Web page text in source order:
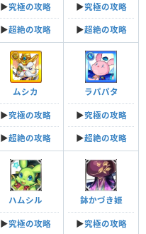
▶︎究極の攻略
▶︎超絶の攻略
▶︎究極の攻略
▶︎超絶の攻略
ムシカ
▶︎究極の攻略
▶︎超絶の攻略
ラパパタ
▶︎究極の攻略
▶︎超絶の攻略
ハムシル
▶︎究極の攻略
鉢かづき姫
▶︎究極の攻略